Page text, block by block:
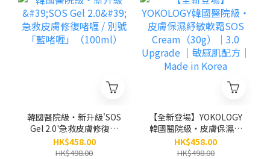
韓國醫院級‧新升級'SOS
Gel 2.0'急救皮膚修復啫
喱 / 別號「藍啫喱」
（100ml）
HK$458.00
HK$498.00
【全新登場】YOKOLOGY
韓國醫院級‧皮膚保濕紓
敏軟霜SOS
Cream（30g）｜3.0
HK$458.00
HK$498.00